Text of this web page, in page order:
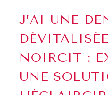
J’AI UNE
NOIRCIT :
UNE